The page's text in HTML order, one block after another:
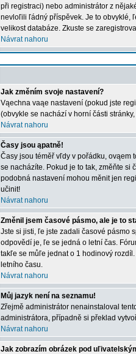
při registraci) nebo administrátor z
nevloľili ľádný příspěvek. Je to obvyklé,
velikost databáze. Zkuste se
Návrat nahoru
Jak změním svoje nastavení?
Vąechna vaąe nastavení (pokud jste
(obvykle se nachází v horní části
Návrat nahoru
Časy jsou ąpatně!
Časy jsou téměř vľdy v pořádku, ovąem
se nacházíte. Pokud je to tak, změňte si
podobná nastavení mohou měnit jen
učinit!
Návrat nahoru
Změnil jsem časové pásmo, ale je to
Jste si jisti, ľe jste zadali časové pásmo
odpovědí je, ľe se jedná o letní čas.
takľe se můľe jednat o 1 hodinový
letního času.
Návrat nahoru
Můj jazyk není na seznamu!
Zřejmě administrátor nenainstaloval
administrátora, případně si překlad
Návrat nahoru
Jak zobrazím obrázek pod